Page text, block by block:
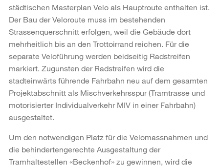
städtischen Masterplan Velo als Hauptroute enthalten ist.
Der Bau der Veloroute muss im bestehenden
Strassenquerschnitt erfolgen, weil die Gebäude dort
mehrheitlich bis an den Trottoirrand reichen. Für die
separate Veloführung werden beidseitig Radstreifen
markiert. Zugunsten der Radstreifen wird die
stadteinwärts führende Fahrbahn neu auf dem gesamten
Projektabschnitt als Mischverkehrsspur (Tramtrasse und
motorisierter Individualverkehr MIV in einer Fahrbahn)
ausgestaltet.
Um den notwendigen Platz für die Velomassnahmen und
die behindertengerechte Ausgestaltung der
Tramhaltestellen «Beckenhof» zu gewinnen, wird die